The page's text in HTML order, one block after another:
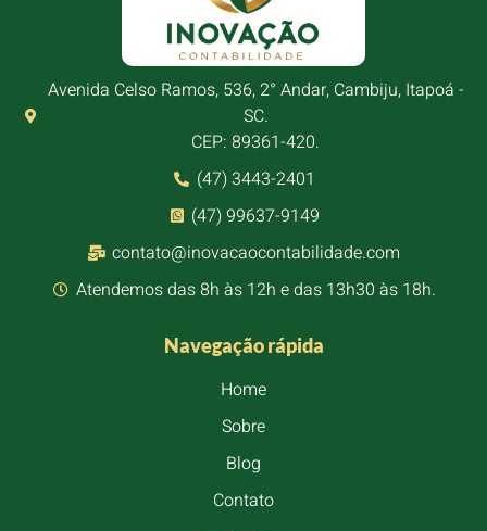
Avenida Celso Ramos, 536, 2° Andar, Cambiju, Itapoá -
SC.
CEP: 89361-420.
(47) 3443-2401
(47) 99637-9149
contato@inovacaocontabilidade.com
Atendemos das 8h às 12h e das 13h30 às 18h.
Navegação rápida
Home
Sobre
Blog
Contato